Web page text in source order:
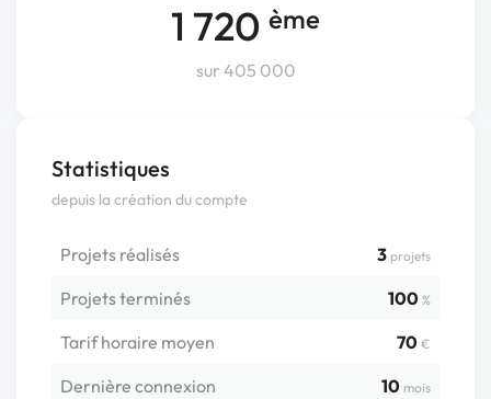
1 720 ème
sur 405 000
Statistiques
depuis la création du compte
Projets réalisés 3 projets
Projets terminés 100 %
Tarif horaire moyen 70 €
Dernière connexion 10 mois